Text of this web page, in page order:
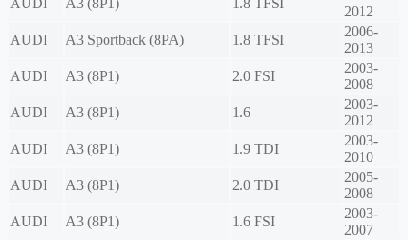
AUDI
A3 (8P1) 1.8 TFSI
2012
AUDI
A3 Sportback (8PA) 1.8 TFSI
2006-
2013
AUDI
A3 (8P1) 2.0 FSI
2003-
2008
AUDI
A3 (8P1) 1.6
2003-
2012
AUDI
A3 (8P1) 1.9 TDI
2003-
2010
AUDI
A3 (8P1) 2.0 TDI
2005-
2008
AUDI
A3 (8P1) 1.6 FSI
2003-
2007